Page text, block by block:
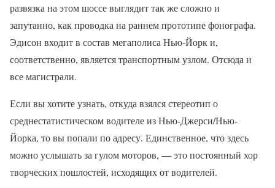
развязка на этом шоссе выглядит так же сложно и
запутанно, как проводка на раннем прототипе фонографа.
Эдисон входит в состав мегаполиса Нью-Йорк и,
соответственно, является транспортным узлом. Отсюда и
все магистрали.
Если вы хотите узнать, откуда взялся стереотип о
среднестатистическом водителе из Нью-Джерси/Нью-
Йорка, то вы попали по адресу. Единственное, что здесь
можно услышать за гулом моторов, — это постоянный хор
творческих пошлостей, исходящих от водителей.